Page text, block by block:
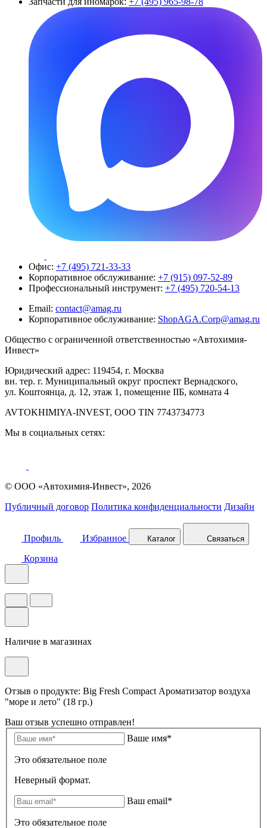
Офис: +7 (495) 721-33-33
Корпоративное обслуживание: +7 (915) 097-52-89
Профессиональный инструмент: +7 (495) 720-54-13
Email: contact@amag.ru
Корпоративное обслуживание: ShopAGA.Corp@amag.ru
Общество с ограниченной ответственностью «Автохимия-
Инвест»
Юридический адрес: 119454, г. Москва
вн. тер. г. Муниципальный округ проспект Вернадского,
ул. Коштоянца, д. 12, этаж 1, помещение IIБ, комната 4
AVTOKHIMIYA-INVEST, OOO TIN 7743734773
Мы в социальных сетях:
© ООО «Автохимия-Инвест», 2026
Публичный договор Политика конфиденциальности Дизайн
Профиль Избранное Каталог Связаться
Корзина
Наличие в магазинах
Отзыв о продукте: Big Fresh Compact Ароматизатор воздуха
"море и лето" (18 гр.)
Ваш отзыв успешно отправлен!
Ваше имя*
Это обязательное поле
Неверный формат.
Ваш email*
Это обязательное поле